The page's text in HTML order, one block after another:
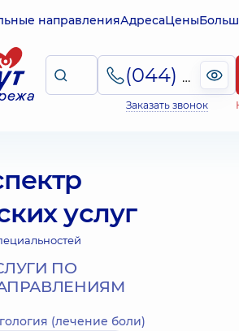
направленияАдресаЦены
(044) 495-2-888
Заказать звонок
услуг
ПО
(лечение боли)